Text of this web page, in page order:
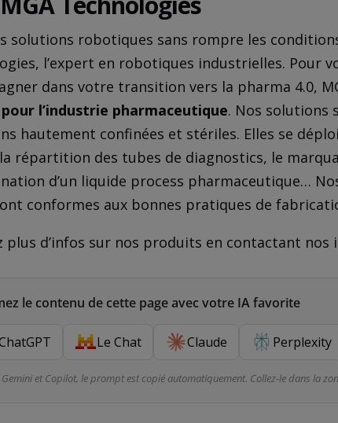
solutions robotiques sans rompre les
l’expert en robotiques industrielles. Pour
dans votre transition vers la pharma 4.0,
l’industrie pharmaceutique. Nos solutions
hautement confinées et stériles. Elles se
répartition des tubes de diagnostics, le
d’un liquide process pharmaceutique…
conformes aux bonnes pratiques de
plus d’infos sur nos produits en contactant nos
le contenu de cette page avec votre IA favorite
Le Chat Claude Perplexity
et Copilot, le prompt est copié automatiquement. Collez-le dans la